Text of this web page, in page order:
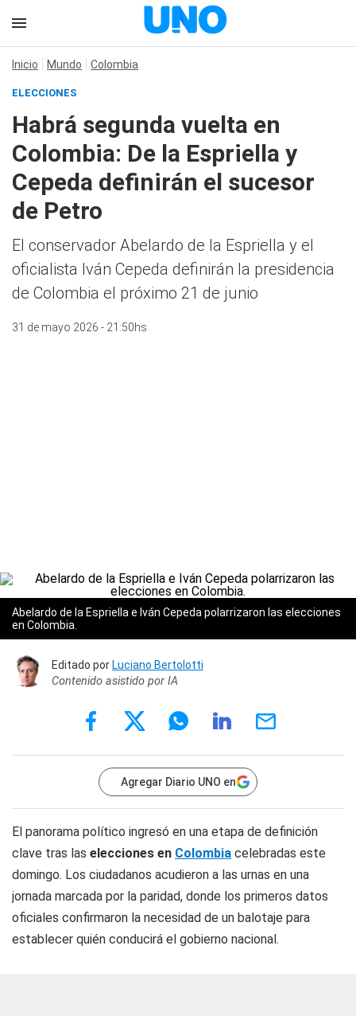
Inicio Mundo Colombia
ELECCIONES
Habrá segunda vuelta en
Colombia: De la Espriella y
Cepeda definirán el sucesor
de Petro
El conservador Abelardo de la Espriella y el
oficialista Iván Cepeda definirán la presidencia
de Colombia el próximo 21 de junio
31 de mayo 2026 - 21:50hs
Abelardo de la Espriella e Iván Cepeda polarrizaron las elecciones
en Colombia.
Editado porLuciano Bertolotti
Contenido asistido por IA
Agregar Diario UNO en
El panorama político ingresó en una etapa de definición
clave tras las elecciones en Colombia celebradas este
domingo. Los ciudadanos acudieron a las urnas en una
jornada marcada por la paridad, donde los primeros datos
oficiales confirmaron la necesidad de un balotaje para
establecer quién conducirá el gobierno nacional.